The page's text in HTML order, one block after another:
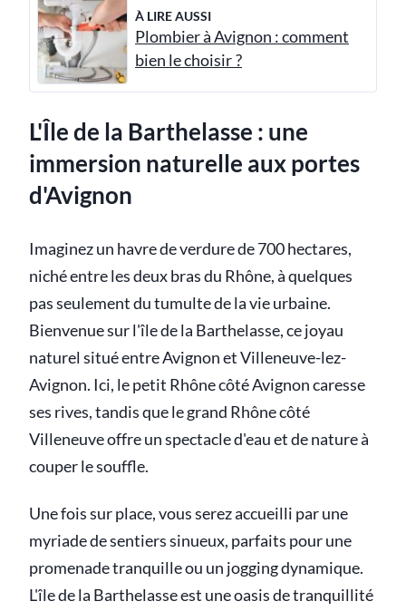
À LIRE AUSSI
Plombier à Avignon : comment
bien le choisir ?
L'Île de la Barthelasse : une
immersion naturelle aux portes
d'Avignon
Imaginez un havre de verdure de 700 hectares,
niché entre les deux bras du Rhône, à quelques
pas seulement du tumulte de la vie urbaine.
Bienvenue sur l'île de la Barthelasse, ce joyau
naturel situé entre Avignon et Villeneuve-lez-
Avignon. Ici, le petit Rhône côté Avignon caresse
ses rives, tandis que le grand Rhône côté
Villeneuve offre un spectacle d'eau et de nature à
couper le souffle.
Une fois sur place, vous serez accueilli par une
myriade de sentiers sinueux, parfaits pour une
promenade tranquille ou un jogging dynamique.
L'île de la Barthelasse est une oasis de tranquillité